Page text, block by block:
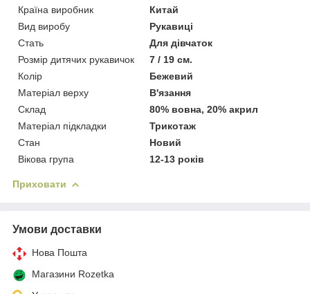
Країна виробник
Китай
Вид виробу
Рукавиці
Стать
Для дівчаток
Розмір дитячих рукавичок
7 / 19 см.
Колір
Бежевий
Матеріал верху
В'язання
Склад
80% вовна, 20% акрил
Матеріал підкладки
Трикотаж
Стан
Новий
Вікова група
12-13 років
Приховати
Умови доставки
Нова Пошта
Магазини Rozetka